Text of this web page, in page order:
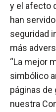
y el afecto
han
seguridad
más
“La mejor
simbólico
páginas de
nuestra